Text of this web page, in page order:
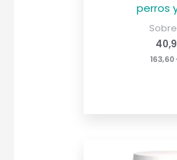
perros
163,60